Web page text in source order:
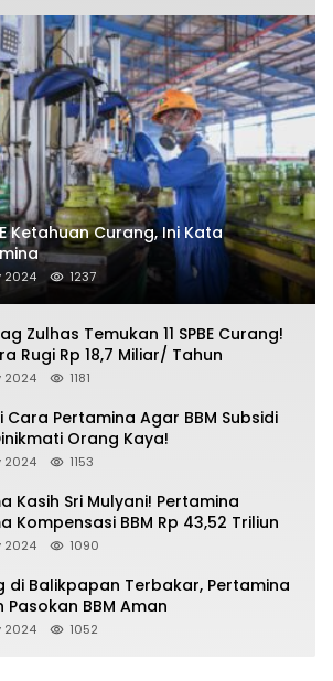
Ketahuan Curang, Ini Kata
2024 1237
Zulhas Temukan 11 SPBE Curang!
Rugi Rp 18,7 Miliar/ Tahun
2024 1181
Cara Pertamina Agar BBM Subsidi
Orang Kaya!
2024 1153
Kasih Sri Mulyani! Pertamina
Kompensasi BBM Rp 43,52 Triliun
2024 1090
di Balikpapan Terbakar, Pertamina
Pasokan BBM Aman
2024 1052